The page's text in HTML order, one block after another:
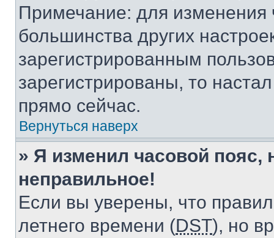
Примечание: для изменения
большинства других
зарегистрированным
зарегистрированы, то
прямо сейчас.
Вернуться наверх
» Я изменил часовой пояс,
неправильное!
Если вы уверены, что
летнего времени (DST), но